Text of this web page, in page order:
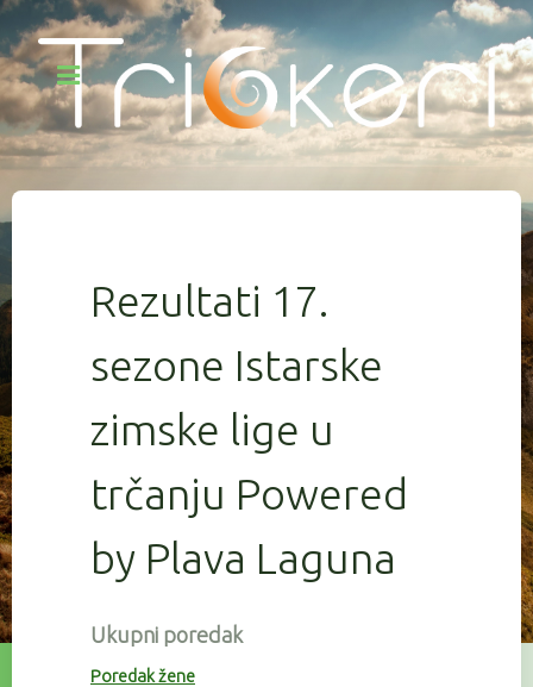
Rezultati 17.
sezone Istarske
zimske lige u
trčanju Powered
by Plava Laguna
Ukupni poredak
Poredak žene